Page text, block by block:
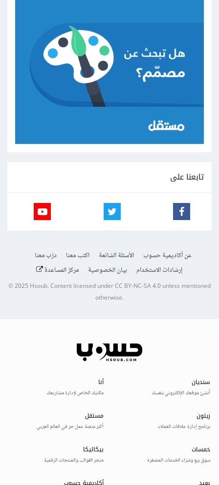
تابعنا على
عن أكاديمية حسوب الأسئلة الشائعة اكتب معنا
درّب معنا
إرشادات الاستخدام
بيان الخصوصية مركز المساعدة
© 2025Hsoub.Content licensed underCC BY-NC-SA 4.0unless mentioned
otherwise.